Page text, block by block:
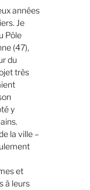
années
Je
Pôle
(47),
du
très
y
la ville –
et
à leurs